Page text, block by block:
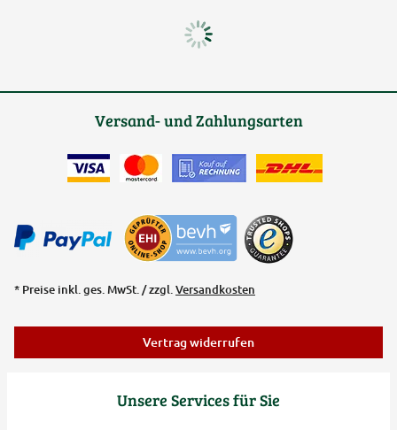
Unsere Services für Sie
Versand- und Zahlungsarten
* Preise inkl. ges. MwSt. / zzgl. Versandkosten
Vertrag widerrufen